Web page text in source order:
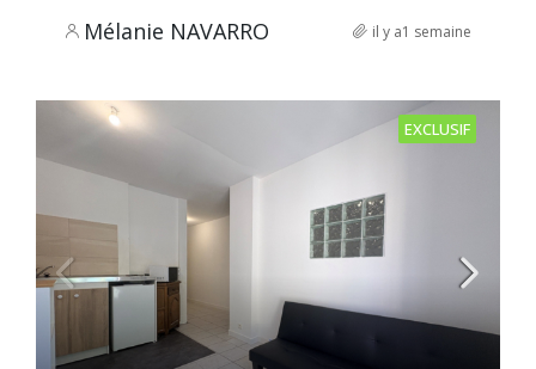
Mélanie NAVARRO il y a1 semaine
EXCLUSIF